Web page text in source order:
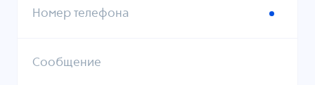
Номер телефона
Сообщение